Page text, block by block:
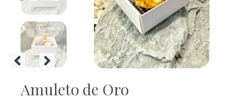
Amuleto de Oro